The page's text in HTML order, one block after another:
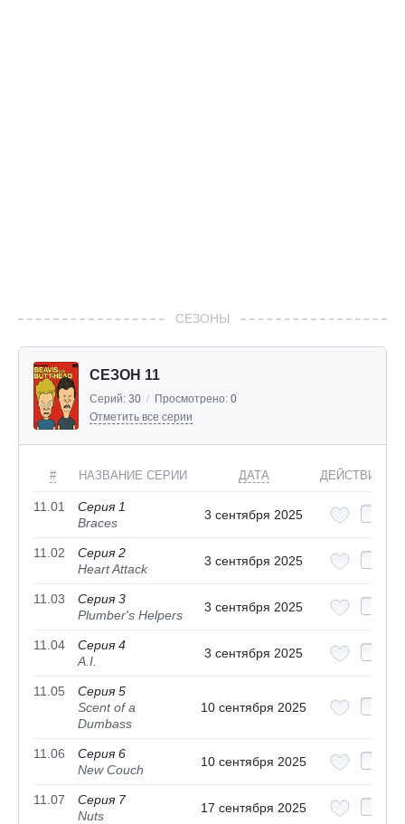
СЕЗОНЫ
СЕЗОН 11
Серий: 30 / Просмотрено: 0
Отметить все серии
# НАЗВАНИЕ СЕРИИ ДАТА ДЕЙСТВИЯ
11.01
Серия 1
Braces
3 сентября 2025
11.02
Серия 2
Heart Attack
3 сентября 2025
11.03
Серия 3
Plumber's Helpers
3 сентября 2025
11.04
Серия 4
A.I.
3 сентября 2025
11.05
Серия 5
Scent of a
Dumbass
10 сентября 2025
11.06
Серия 6
New Couch
10 сентября 2025
11.07
Серия 7
Nuts
17 сентября 2025